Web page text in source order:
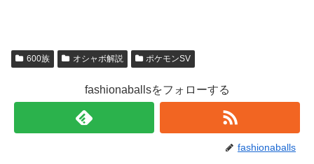
600族 オシャボ解説 ポケモンSV
fashionaballsをフォローする
fashionaballs